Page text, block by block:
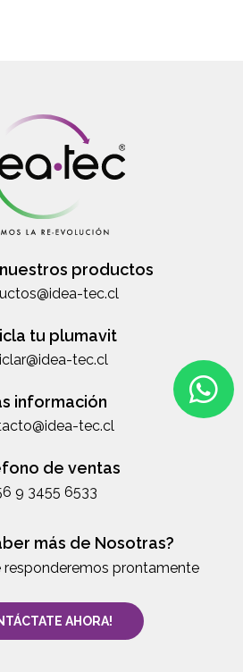
productos
tec.cl
tu plumavit
tec.cl
información
tec.cl
de ventas
9 3455 6533
más de Nosotras?
prontamente
AHORA!